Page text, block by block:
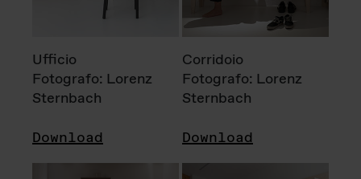
Ufficio
Fotografo: Lorenz
Sternbach
Download
Corridoio
Fotografo: Lorenz
Sternbach
Download